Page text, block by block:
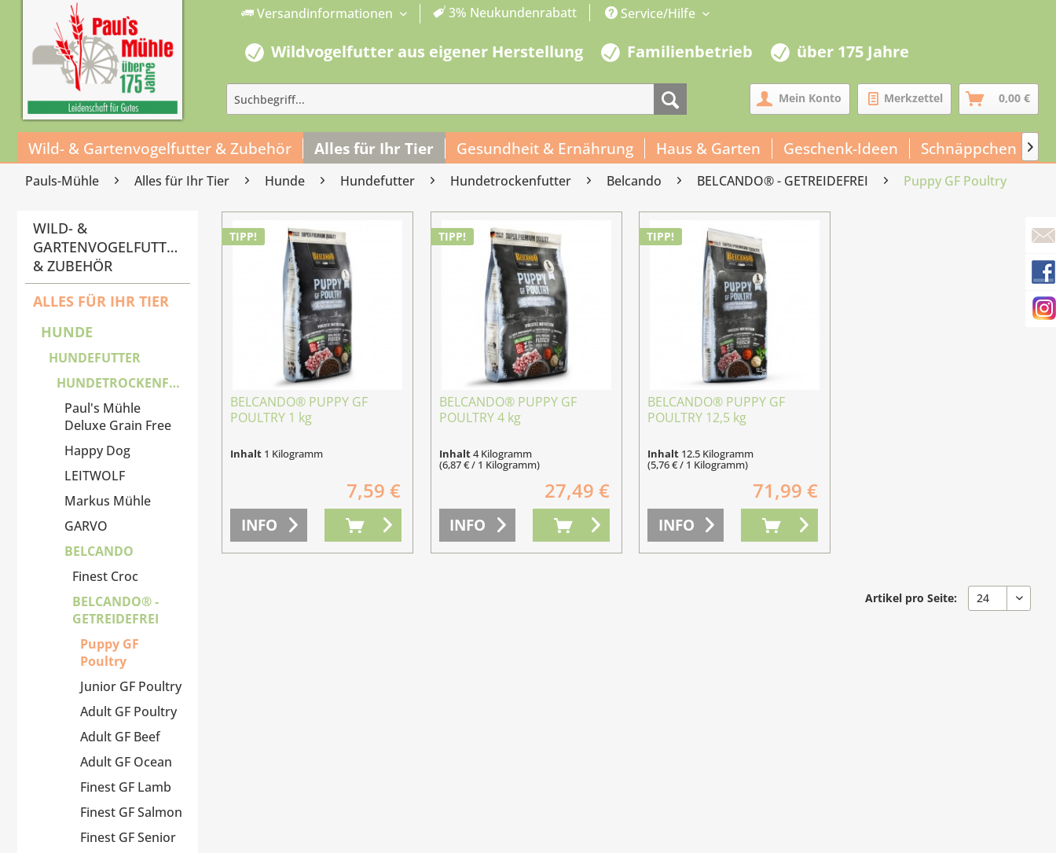
Versandinformationen 3% Neukundenrabatt Service/Hilfe
Wildvogelfutter aus eigener Herstellung Familienbetrieb über 175 Jahre
Mein Konto Merkzettel 0,00 €
Wild- & Gartenvogelfutter & Zubehör Alles für Ihr Tier Gesundheit & Ernährung Haus & Garten Geschenk-Ideen Schnäppchen 
Pauls-Mühle Alles für Ihr Tier Hunde Hundefutter Hundetrockenfutter Belcando BELCANDO® - GETREIDEFREI Puppy GF Poultry
WILD- &
GARTENVOGELFUTTER
& ZUBEHÖR
ALLES FÜR IHR TIER
HUNDE
HUNDEFUTTER
HUNDETROCKENFUTTER
Paul's Mühle
Deluxe Grain Free
Happy Dog
LEITWOLF
Markus Mühle
GARVO
BELCANDO
Finest Croc
BELCANDO® -
GETREIDEFREI
Puppy GF
Poultry
Junior GF Poultry
Adult GF Poultry
Adult GF Beef
Adult GF Ocean
Finest GF Lamb
Finest GF Salmon
Finest GF Senior
TIPP!
BELCANDO® PUPPY GF
POULTRY 1 kg
Inhalt 1 Kilogramm
7,59 €
INFO
TIPP!
BELCANDO® PUPPY GF
POULTRY 4 kg
Inhalt4 Kilogramm
(6,87 € / 1 Kilogramm)
27,49 €
INFO
TIPP!
BELCANDO® PUPPY GF
POULTRY 12,5 kg
Inhalt 12.5 Kilogramm
(5,76 € / 1 Kilogramm)
71,99 €
INFO
Artikel pro Seite: